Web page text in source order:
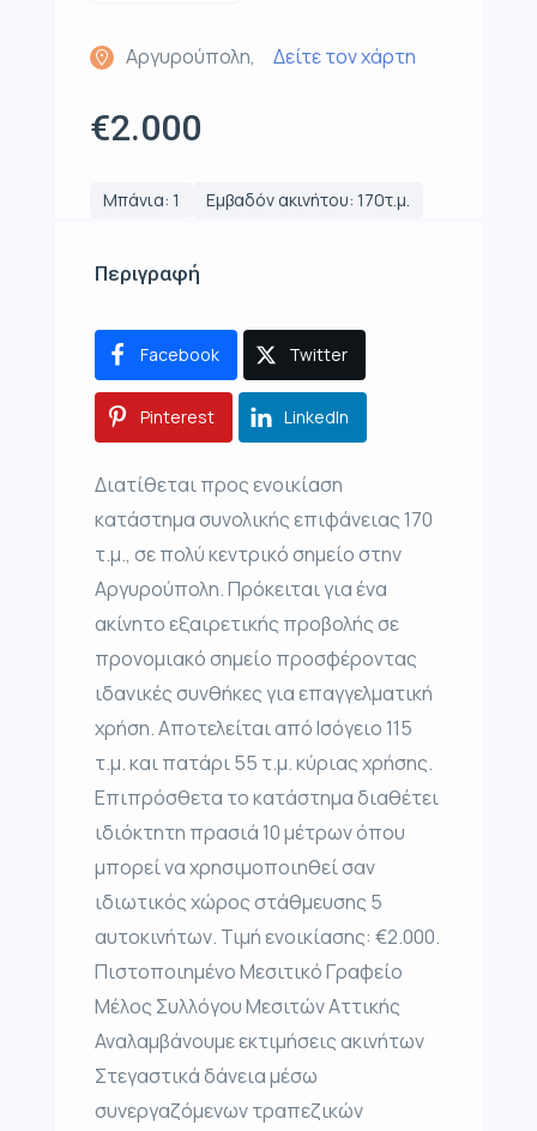
Αργυρούπολη, Δείτε τον χάρτη
€2.000
Μπάνια: 1 Εμβαδόν ακινήτου: 170τ.μ.
Περιγραφή
Facebook Twitter
Pinterest LinkedIn
Διατίθεται προς ενοικίαση
κατάστημα συνολικής επιφάνειας 170
τ.μ., σε πολύ κεντρικό σημείο στην
Αργυρούπολη. Πρόκειται για ένα
ακίνητο εξαιρετικής προβολής σε
προνομιακό σημείο προσφέροντας
ιδανικές συνθήκες για επαγγελματική
χρήση. Αποτελείται από Ισόγειο 115
τ.μ. και πατάρι 55 τ.μ. κύριας χρήσης.
Επιπρόσθετα το κατάστημα διαθέτει
ιδιόκτητη πρασιά 10 μέτρων όπου
μπορεί να χρησιμοποιηθεί σαν
ιδιωτικός χώρος στάθμευσης 5
αυτοκινήτων. Τιμή ενοικίασης: €2.000.
Πιστοποιημένο Μεσιτικό Γραφείο
Μέλος Συλλόγου Μεσιτών Αττικής
Αναλαμβάνουμε εκτιμήσεις ακινήτων
Στεγαστικά δάνεια μέσω
συνεργαζόμενων τραπεζικών